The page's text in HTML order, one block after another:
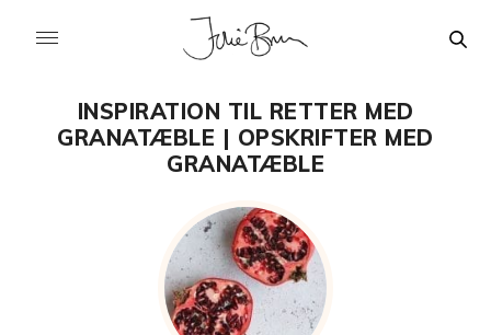
INSPIRATION TIL RETTER MED
GRANATÆBLE | OPSKRIFTER MED
GRANATÆBLE